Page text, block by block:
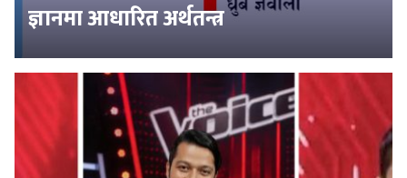
ज्ञानमा आधारित अर्थतन्त्र